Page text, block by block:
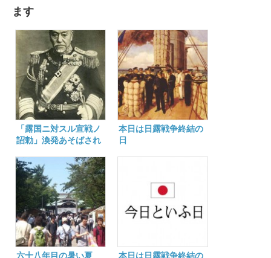
ます
「露国ニ対スル宣戦ノ
詔勅」渙発あそばされ
本日は日露戦争終結の
日
六十八年目の暑い夏 本日は日露戦争終結の